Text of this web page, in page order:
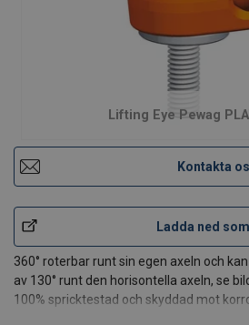
Lifting Eye Pewag
Kontakta
Ladda ned
360° roterbar runt sin egen axeln och
av 130° runt den horisontella axeln, se
100% spricktestad och skyddad mot